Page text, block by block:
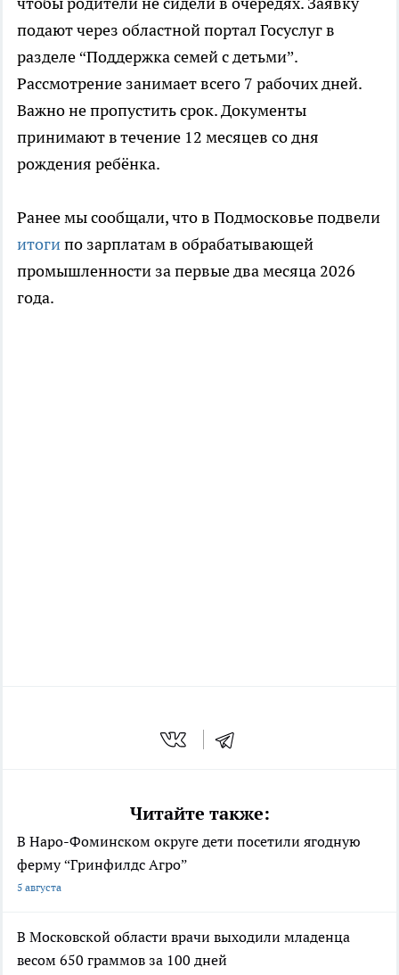
подают через областной портал Госуслуг в
разделе “Поддержка семей с детьми”.
Рассмотрение занимает всего 7 рабочих дней.
Важно не пропустить срок. Документы
принимают в течение 12 месяцев со дня
рождения ребёнка.
Ранее мы сообщали, что в Подмосковье подвели
итогипо зарплатам в обрабатывающей
промышленности за первые два месяца 2026
года.
Читайте также:
В Наро-Фоминском округе дети посетили ягодную
ферму “Гринфилдс Агро”
5 августа
В Московской области врачи выходили младенца
весом 650 граммов за 100 дней